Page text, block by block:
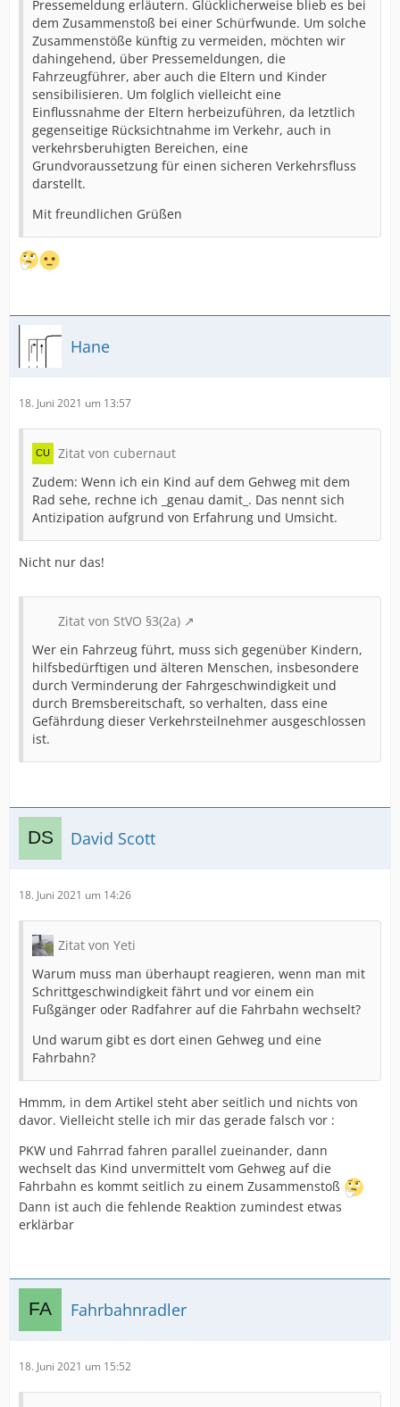
Pressemeldung erläutern. Glücklicherweise blieb es bei
dem Zusammenstoß bei einer Schürfwunde. Um solche
Zusammenstöße künftig zu vermeiden, möchten wir
dahingehend, über Pressemeldungen, die
Fahrzeugführer, aber auch die Eltern und Kinder
sensibilisieren. Um folglich vielleicht eine
Einflussnahme der Eltern herbeizuführen, da letztlich
gegenseitige Rücksichtnahme im Verkehr, auch in
verkehrsberuhigten Bereichen, eine
Grundvoraussetzung für einen sicheren Verkehrsfluss
darstellt.
Mit freundlichen Grüßen
Hane
18. Juni 2021 um 13:57
Zitat von cubernaut
Zudem: Wenn ich ein Kind auf dem Gehweg mit dem
Rad sehe, rechne ich _genau damit_. Das nennt sich
Antizipation aufgrund von Erfahrung und Umsicht.
Nicht nur das!
Zitat von StVO §3(2a)
Wer ein Fahrzeug führt, muss sich gegenüber Kindern,
hilfsbedürftigen und älteren Menschen, insbesondere
durch Verminderung der Fahrgeschwindigkeit und
durch Bremsbereitschaft, so verhalten, dass eine
Gefährdung dieser Verkehrsteilnehmer ausgeschlossen
ist.
David Scott
18. Juni 2021 um 14:26
Zitat von Yeti
Warum muss man überhaupt reagieren, wenn man mit
Schrittgeschwindigkeit fährt und vor einem ein
Fußgänger oder Radfahrer auf die Fahrbahn wechselt?
Und warum gibt es dort einen Gehweg und eine
Fahrbahn?
Hmmm, in dem Artikel steht aber seitlich und nichts von
davor. Vielleicht stelle ich mir das gerade falsch vor :
PKW und Fahrrad fahren parallel zueinander, dann
wechselt das Kind unvermittelt vom Gehweg auf die
Fahrbahn es kommt seitlich zu einem Zusammenstoß
Dann ist auch die fehlende Reaktion zumindest etwas
erklärbar
Fahrbahnradler
18. Juni 2021 um 15:52